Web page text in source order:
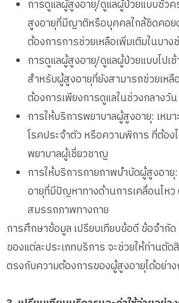
การดูแลผู้สูงอายุ/ดูแลผู้ป่วยแบบชั่วค
สูงอายุที่มีญาติหรือบุคคลใกล้ชิดคอย
ต้องการการช่วยเหลือเพิ่มเติมในบาง
การดูแลผู้สูงอายุ/ดูแลผู้ป่วยแบบไปเช้
สำหรับผู้สูงอายุที่ยังสามารถช่วยเหลื
ต้องการเพียงการดูแลในช่วงกลางวัน
การให้บริการพยาบาลผู้สูงอายุ: เหม
โรคประจำตัว หรือความพิการ ที่ต้อง
พยาบาลผู้เชี่ยวชาญ
การให้บริการกายภาพบำบัดผู้สูงอายุ
อายุที่มีปัญหาทางด้านการเคลื่อนไห
สมรรถภาพทางกาย
การศึกษาข้อมูล เปรียบเทียบข้อดี ข้อจำกัด
ของแต่ละประเภทบริการ จะช่วยให้ท่านตั
ตรงกับความต้องการของผู้สูงอายุได้อย่า